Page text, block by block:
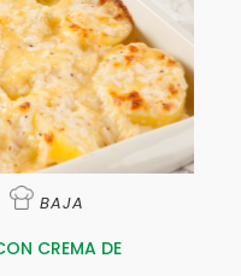
BAJA
CREMA DE